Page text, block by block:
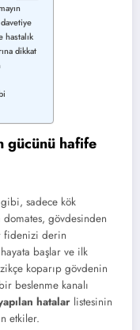
hastalık
dikkat
gücünü hafife
sadece kök
gövdesinden
fidenizi derin
başlar ve ilk
koparıp gövdenin
beslenme kanalı
hatalar listesinin
etkiler.